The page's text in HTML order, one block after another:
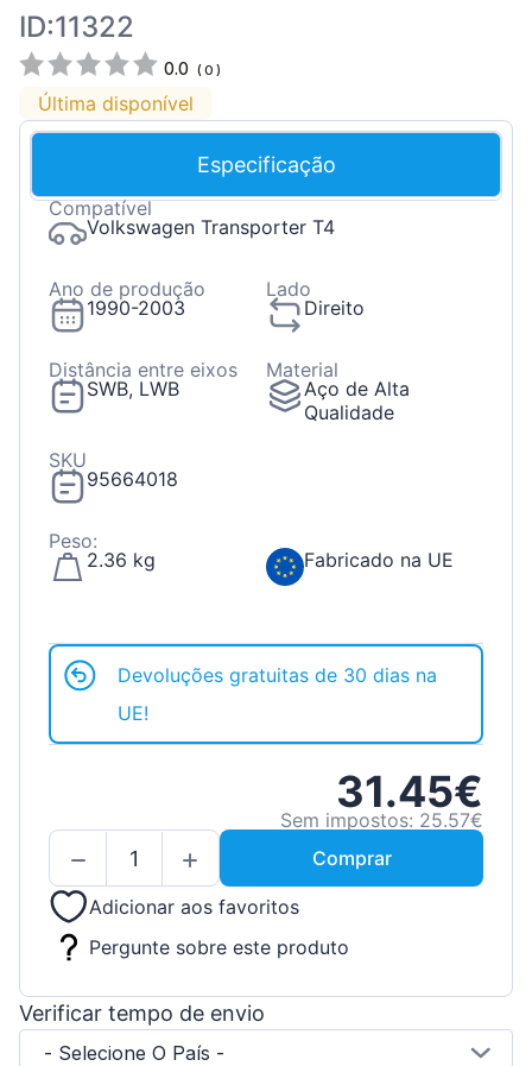
ID:11322
0.0 (0 )
Última disponível
Especificação
Compatível
Volkswagen Transporter T4
Ano de produção
1990-2003
Lado
Direito
Distância entre eixos
SWB, LWB
Material
Aço de Alta
Qualidade
SKU
95664018
Peso:
2.36 kg
Fabricado na UE
Devoluções gratuitas de 30 dias na
UE!
31.45€
Sem impostos: 25.57€
Comprar
Adicionar aos favoritos
Pergunte sobre este produto
Verificar tempo de envio
- Selecione O País -